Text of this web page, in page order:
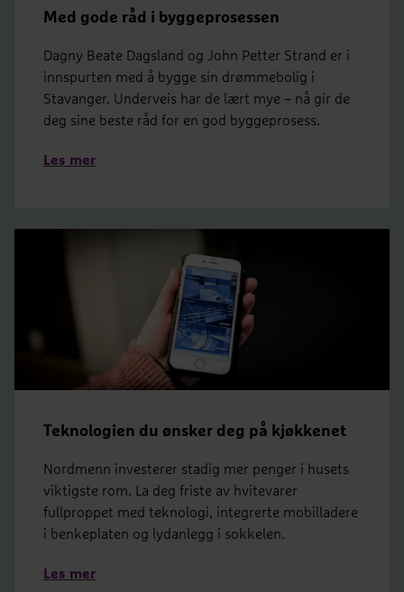
Med gode råd i byggeprosessen
Dagny Beate Dagsland og John Petter Strand er i
innspurten med å bygge sin drømmebolig i
Stavanger. Underveis har de lært mye – nå gir de
deg sine beste råd for en god byggeprosess.
Les mer
Teknologien du ønsker deg på kjøkkenet
Nordmenn investerer stadig mer penger i husets
viktigste rom. La deg friste av hvitevarer
fullproppet med teknologi, integrerte mobilladere
i benkeplaten og lydanlegg i sokkelen.
Les mer